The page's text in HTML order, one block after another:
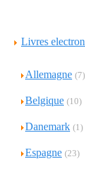
Livres
Allemagne (7)
Belgique (10)
Danemark (1)
Espagne (23)